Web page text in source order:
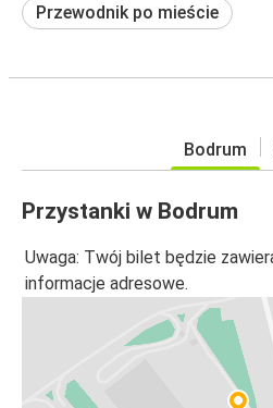
Przewodnik po mieście
Bodrum
Przystanki w Bodrum
Uwaga: Twój bilet będzie
informacje adresowe.